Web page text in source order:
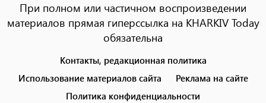
При полном или частичном воспроизведении
материалов прямая гиперссылка на KHARKIV Today
обязательна
menu
Контакты, редакционная политика
Использование материалов сайта
Реклама на сайте
Политика конфиденциальности